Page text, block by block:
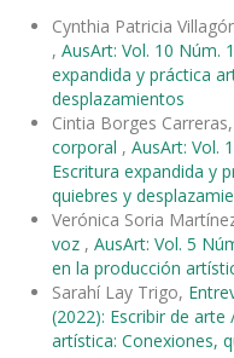
Cynthia Patricia
, AusArt: Vol. 10 Núm.
expandida y práctica
desplazamientos
Cintia Borges Carreras,
corporal , AusArt: Vol.
Escritura expandida y
quiebres y
Verónica Soria
voz , AusArt: Vol. 5
en la producción
Sarahí Lay Trigo,
(2022): Escribir de
artística: Conexiones,